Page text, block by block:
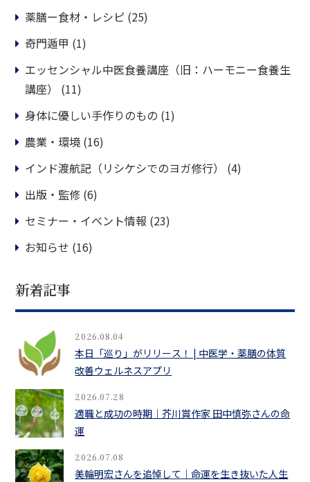
薬膳ー食材・レシピ (25)
奇門遁甲 (1)
エッセンシャル中医食養講座（旧：ハーモニー食養生
講座）
(11)
身体に優しい手作りのもの (1)
農業・環境 (16)
インド渡航記（リシケシでのヨガ修行）
(4)
出版・監修 (6)
セミナー・イベント情報 (23)
お知らせ (16)
新着記事
2026.08.04
本日「巡り」がリリース！ | 中医学・薬膳の体質
改善ウェルネスアプリ
2026.07.28
適職と成功の時期｜芥川賞作家 田中慎弥さんの命
運
2026.07.08
美輪明宏さんを追悼して｜命運を生き抜いた人生